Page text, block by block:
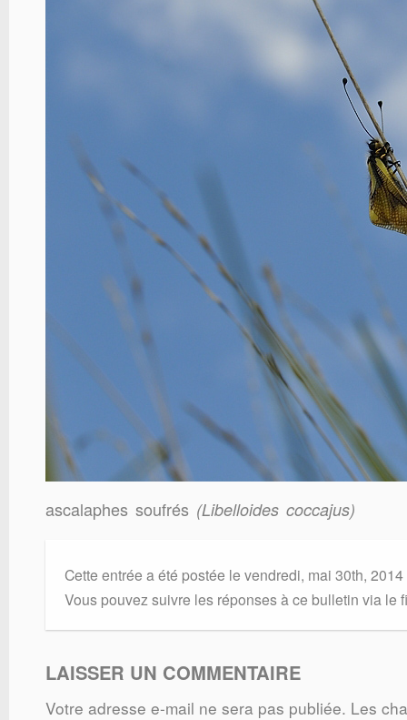
ascalaphes soufrés (Libelloides coccajus)
Cette entrée a été postée le vendredi, mai 30th,
Vous pouvez suivre les réponses à ce bulletin via le
LAISSER UN COMMENTAIRE
Votre adresse e-mail ne sera pas publiée. Les